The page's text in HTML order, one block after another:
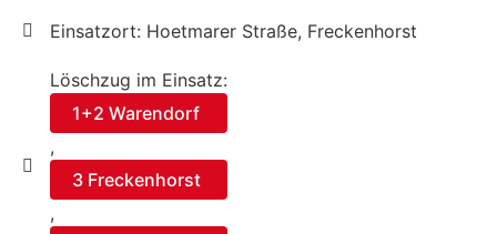
Einsatzort: Hoetmarer Straße, Freckenhorst
Löschzug im Einsatz:
1+2 Warendorf
,
3 Freckenhorst
,